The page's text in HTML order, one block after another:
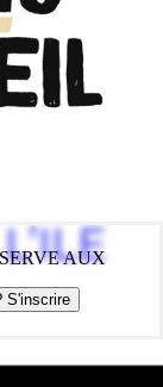
AUX
S'inscrire